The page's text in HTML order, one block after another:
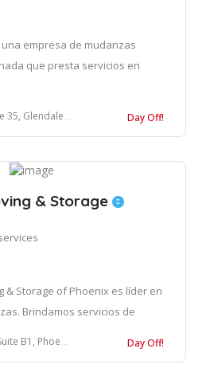
empresa de mudanzas
que presta servicios en
85301, Estados Unidos Day Off!
& Storage
& Storage of Phoenix es líder en
Brindamos servicios de
85019, Estados Unidos Day Off!